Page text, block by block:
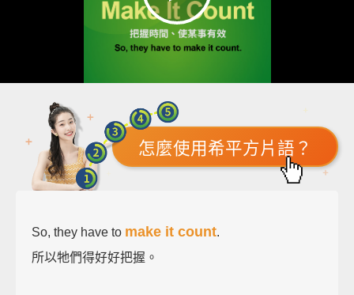
怎麼使用希平方片語？
So, they have to make it count.
所以牠們得好好把握。